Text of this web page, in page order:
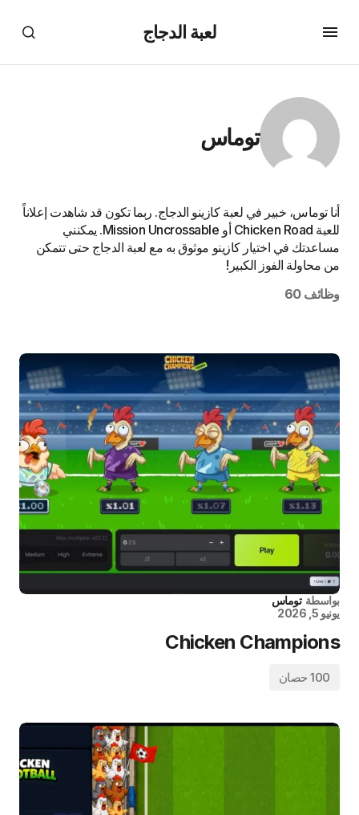
لعبة الدجاج
توماس
أنا توماس، خبير في لعبة كازينو الدجاج. ربما تكون قد شاهدت إعلاناً
للعبة Chicken Road أو Mission Uncrossable. يمكنني
مساعدتك في اختيار كازينو موثوق به مع لعبة الدجاج حتى تتمكن
من محاولة الفوز الكبير!
وظائف 60
بواسطة توماس
يونيو 5, 2026
Chicken Champions
100 حصان